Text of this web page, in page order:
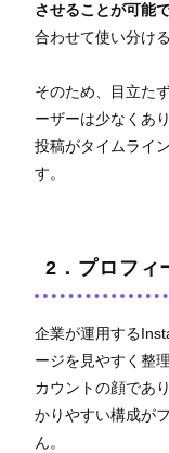
させることが可能で
合わせて使い分け
そのため、目立た
ーザーは少なくあ
投稿がタイムライ
す。
2．プロフィ
企業が運用する
ージを見やすく整
カウントの顔であ
かりやすい構成が
ん。